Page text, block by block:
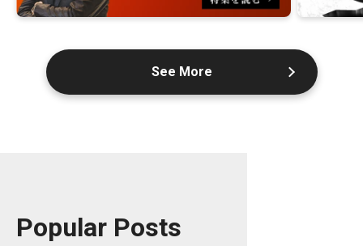
See More
Popular Posts